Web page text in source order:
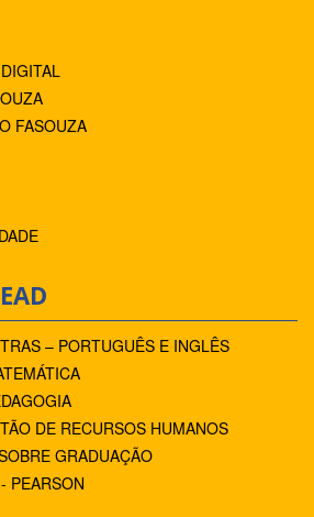
FASOUZA
– PORTUGUÊS E INGLÊS
DE RECURSOS HUMANOS
GRADUAÇÃO
PEARSON